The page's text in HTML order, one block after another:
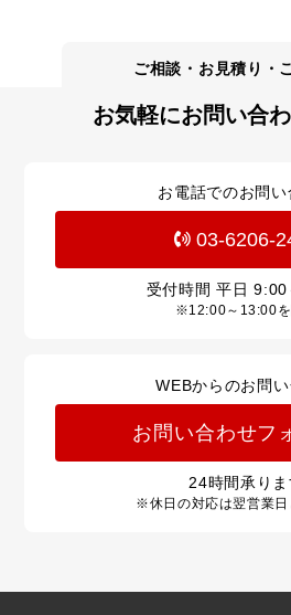
お気軽にお問い合
お電話でのお問い
03-6206-
受付時間 平日9:00
※12:00～13:00を
WEBからのお問
お問い合わせフ
24時間承りま
※休日の対応は翌営業日